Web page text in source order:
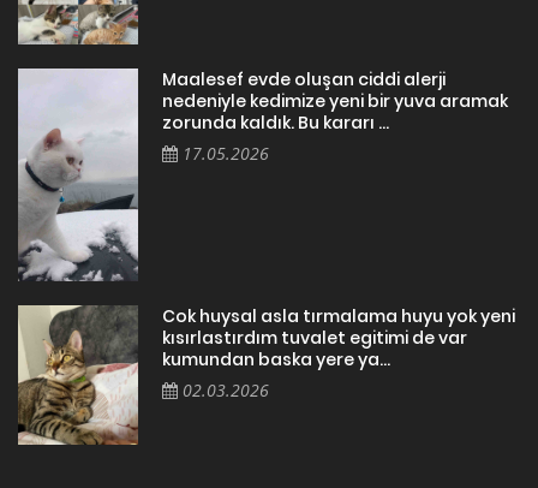
Maalesef evde oluşan ciddi alerji
nedeniyle kedimize yeni bir yuva aramak
zorunda kaldık. Bu kararı ...
17.05.2026
Cok huysal asla tırmalama huyu yok yeni
kısırlastırdım tuvalet egitimi de var
kumundan baska yere ya...
02.03.2026